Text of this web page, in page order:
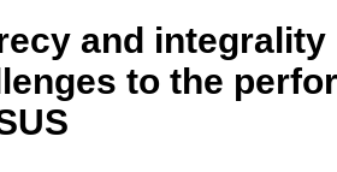
and
to the